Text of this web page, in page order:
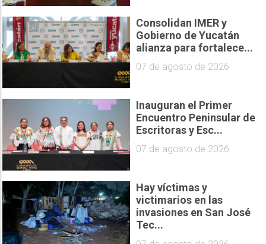
Consolidan IMER y
Gobierno de Yucatán
alianza para fortalece...
07 de agosto de 2026
Inauguran el Primer
Encuentro Peninsular de
Escritoras y Esc...
07 de agosto de 2026
Hay víctimas y
victimarios en las
invasiones en San José
Tec...